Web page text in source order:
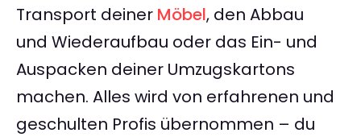
Transport deiner Möbel, den Abbau
und Wiederaufbau oder das Ein- und
Auspacken deiner Umzugskartons
machen. Alles wird von erfahrenen und
geschulten Profis übernommen – du